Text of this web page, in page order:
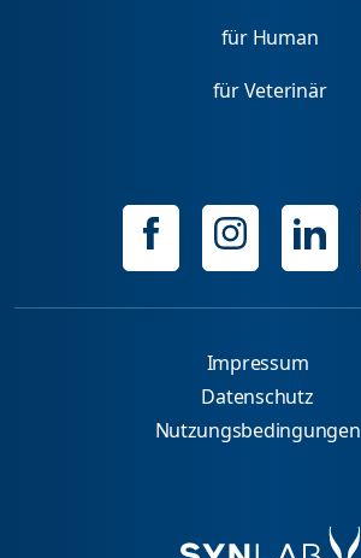
für Human
für Veterinär
Impressum
Datenschutz
Nutzungsbedingungen